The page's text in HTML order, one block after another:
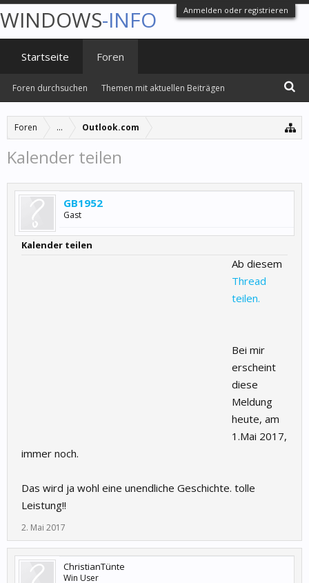
Anmelden oder registrieren
Foren ... Outlook.com
Kalender teilen
GB1952
Gast
Kalender teilen
Ab diesem
Thread
teilen.
Bei mir
erscheint
diese
Meldung
heute, am
1.Mai 2017,
immer noch.
Das wird ja wohl eine unendliche Geschichte. tolle
Leistung!!
2. Mai 2017
ChristianTünte
Win User
WINDOWS-INFO
Startseite Foren
Foren durchsuchen Themen mit aktuellen Beiträgen